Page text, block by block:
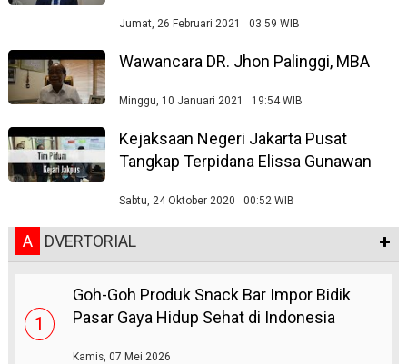
Jumat, 26 Februari 2021 03:59 WIB
Wawancara DR. Jhon Palinggi, MBA
Minggu, 10 Januari 2021 19:54 WIB
Kejaksaan Negeri Jakarta Pusat
Tangkap Terpidana Elissa Gunawan
Sabtu, 24 Oktober 2020 00:52 WIB
A DVERTORIAL
1
Goh-Goh Produk Snack Bar Impor Bidik
Pasar Gaya Hidup Sehat di Indonesia
Kamis, 07 Mei 2026